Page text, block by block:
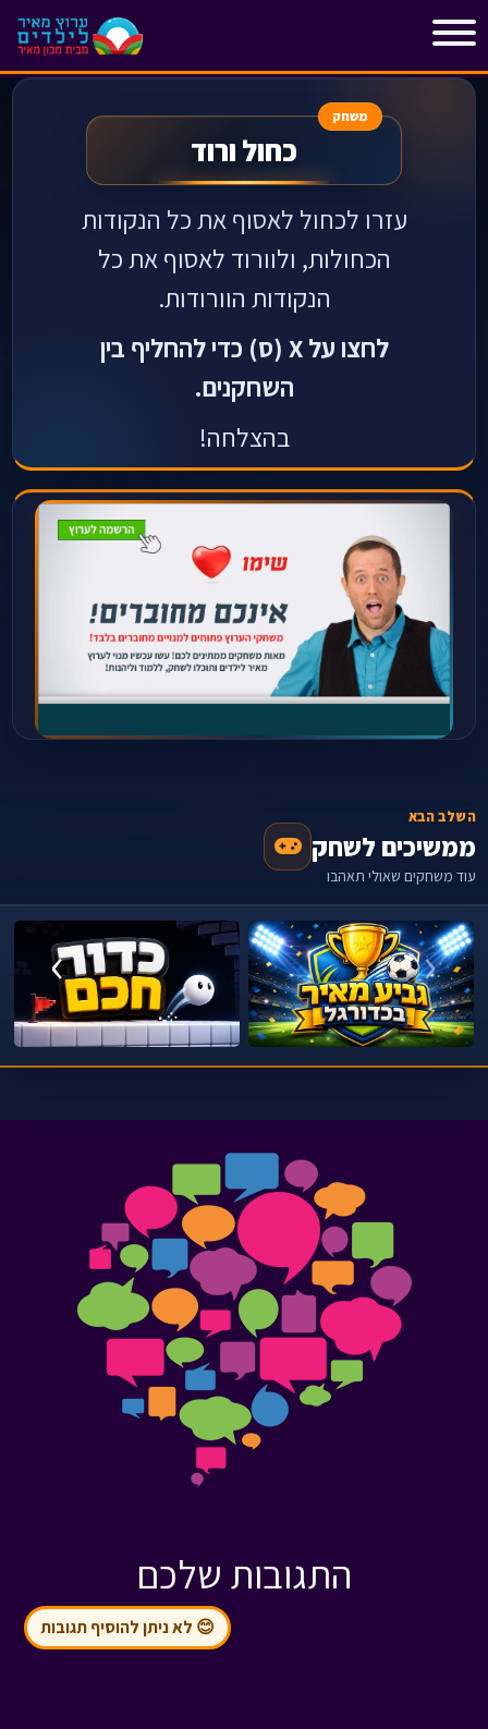
משחק
כחול ורוד
עזרו לכחול לאסוף את כל הנקודות
הכחולות, ולוורוד לאסוף את כל
הנקודות הוורודות.
לחצו על X (ס) כדי להחליף בין
השחקנים.
בהצלחה!
השלב הבא
ממשיכים לשחק
עוד משחקים שאולי תאהבו
‹
›
התגובות שלכם
😊 לא ניתן להוסיף תגובות